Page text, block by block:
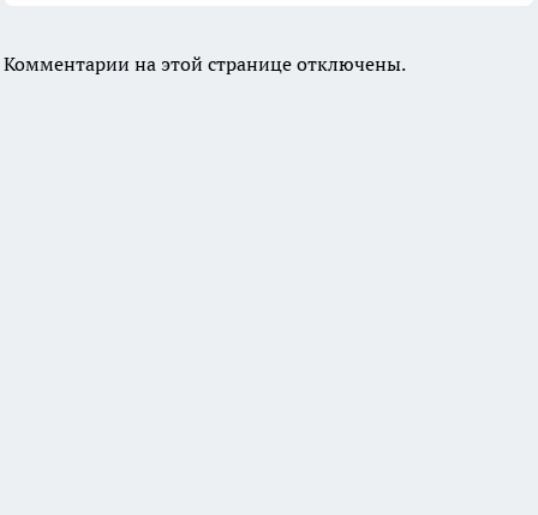
Комментарии на этой странице отключены.